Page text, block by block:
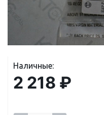
Наличные:
2 218 ₽